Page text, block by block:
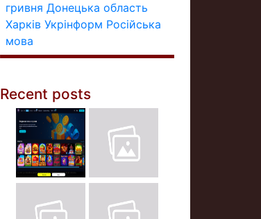
гривня Донецька область
Харків Укрінформ Російська
мова
Recent posts